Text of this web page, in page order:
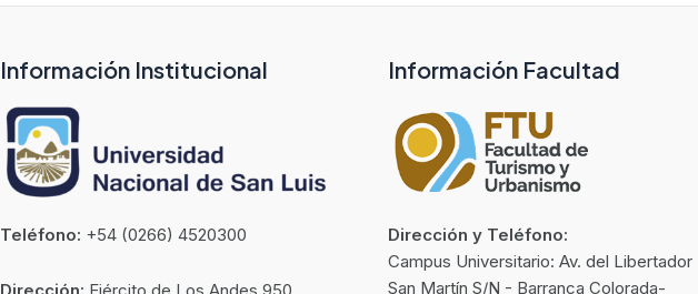
Información Institucional
Teléfono: +54 (0266) 4520300
Información Facultad
Dirección y Teléfono:
Campus Universitario: Av. del Libertador
San Martín S/N - Barranca Colorada-